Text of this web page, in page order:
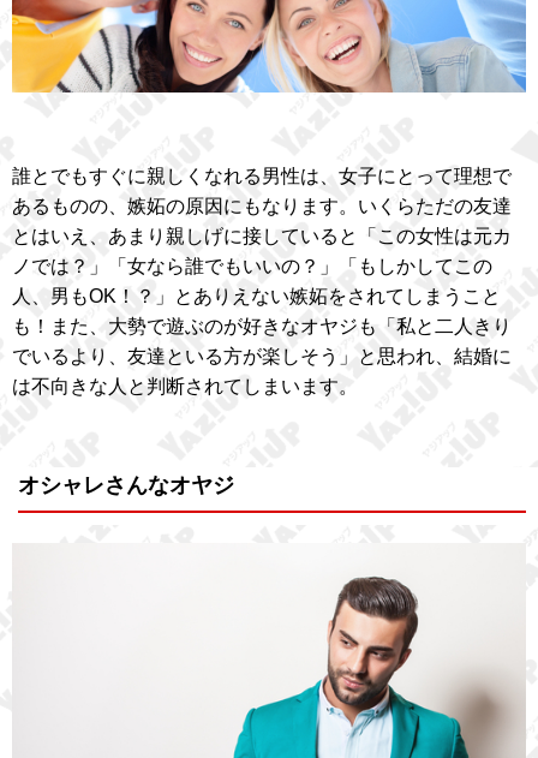
誰とでもすぐに親しくなれる男性は、女子にとって理想で
あるものの、嫉妬の原因にもなります。いくらただの友達
とはいえ、あまり親しげに接していると「この女性は元カ
ノでは？」「女なら誰でもいいの？」「もしかしてこの
人、男もOK！？」とありえない嫉妬をされてしまうこと
も！また、大勢で遊ぶのが好きなオヤジも「私と二人きり
でいるより、友達といる方が楽しそう」と思われ、結婚に
は不向きな人と判断されてしまいます。
オシャレさんなオヤジ